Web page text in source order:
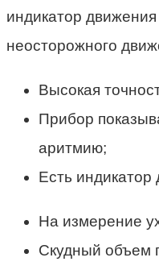
индикатор
неосторожного
Высокая
Прибор
аритмию;
Есть индикатор
На измерение
Скудный объем